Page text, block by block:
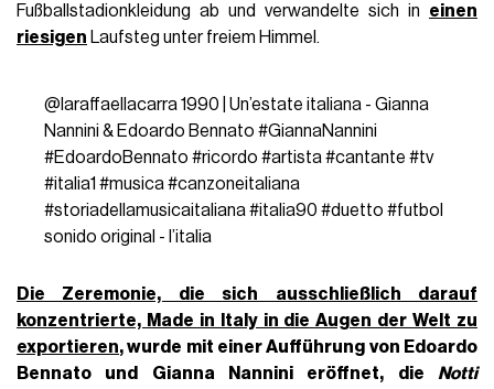
Fußballstadionkleidung ab und verwandelte sich in einen
riesigen Laufsteg unter freiem Himmel.
@laraffaellacarra1990 | Un’estate italiana - Gianna
Nannini & Edoardo Bennato #GiannaNannini
#EdoardoBennato #ricordo #artista#cantante #tv
#italia1 #musica#canzoneitaliana
#storiadellamusicaitaliana#italia90 #duetto #futbol
sonido original - l’italia
Die Zeremonie, die sich ausschließlich darauf
konzentrierte, Made in Italy in die Augen der Welt zu
exportieren, wurde mit einer Aufführung von Edoardo
Bennato und Gianna Nannini eröffnet, die Notti